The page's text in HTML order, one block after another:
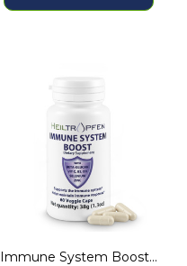
Immune System Boost...